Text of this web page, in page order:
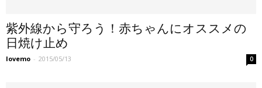
紫外線から守ろう！赤ちゃんにオススメの
日焼け止め
lovemo - 2015/05/13 0